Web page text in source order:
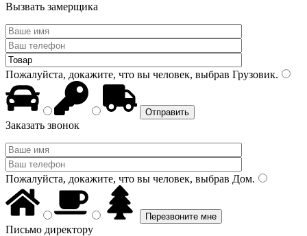
Вызвать замерщика
Пожалуйста, докажите, что вы человек, выбрав Грузовик.
Заказать звонок
Пожалуйста, докажите, что вы человек, выбрав Дом.
Письмо директору